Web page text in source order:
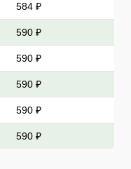
584 ₽
590 ₽
590 ₽
590 ₽
590 ₽
590 ₽